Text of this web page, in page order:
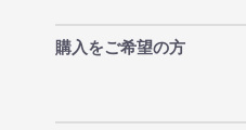
購入をご希望の方